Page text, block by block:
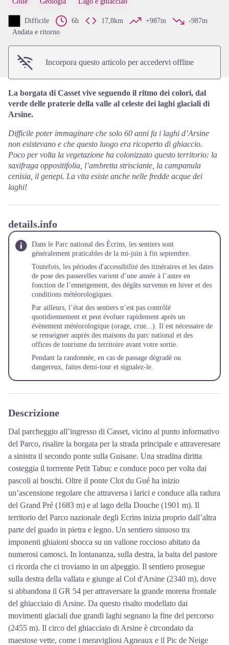
View picture in full screen
Difficile 6h 17,8km +987m
-987m
Andata e ritorno
Incorpora questo articolo per accedervi offline
La borgata di Casset vive seguendo il ritmo dei colori, dal
verde delle praterie della valle al celeste dei laghi glaciali di
Arsine.
Difficile poter immaginare che solo 60 anni fa i laghi d’Arsine
non esistevano e che questo luogo era ricoperto di ghiaccio.
Poco per volta la vegetazione ha colonizzato questo territorio: la
saxifraga oppositifolia, l’ambretta strisciante, la campanula
cenisia, il genepi. La vita esiste anche nelle fredde acque dei
laghi!
details.info
Dans le Parc national des Écrins, les sentiers sont
généralement praticables de la mi-juin à fin septembre.
Toutefois, les périodes d'accessibilité des itinéraires et les dates
de pose des passerelles varient d’une année à l’autre en
fonction de l’enneigement, des dégâts survenus en hiver et des
conditions météorologiques.
Par ailleurs, l’état des sentiers n’est pas contrôlé
quotidiennement et peut évoluer rapidement après un
évènement météorologique (orage, crue...). Il est nécessaire de
se renseigner auprès des maisons du parc national et des
offices de tourisme du territoire avant votre sortie.
Pendant la randonnée, en cas de passage dégradé ou
dangereux, faites demi-tour et signalez-le
Descrizione
Dal parcheggio all’ingresso di Casset, vicino al punto informativo
del Parco, risalire la borgata per la strada principale e attraveresare
a sinistra il secondo ponte sulla Guisane. Una stradina diritta
costeggia il torrrente Petit Tabuc e conduce poco per volta dai
pascoli ai boschi. Oltre il ponte Clot du Gué ha inizio
un’ascensione regolare che attraversa i larici e conduce alla radura
del Grand Pré (1683 m) e al lago della Douche (1901 m). Il
territorio del Parco nazionale degli Ecrins inizia proprio dall’altra
parte del guado in pietra e legno. Un sentiero sinuoso tra
imponenti ghiaioni sbocca su un vallone roccioso abitato da
numerosi camosci. In lontananza, sulla destra, la baita del pastore
ci ricorda che ci troviamo in un alpeggio. Il sentiero prosegue
sulla destra della vallata e giunge al Col d'Arsine (2340 m), dove
si abbandona il GR 54 per attraversare la grande morena frontale
del ghiacciaio di Arsine. Da questo risalto modellato dai
movimenti glaciali due grandi laghi segnano la fine del percorso
(2455 m). Il circo del ghiacciaio di Arsine è circondato da
maestose vette, come i meravigliosi Agneaux e il Pic de Neige